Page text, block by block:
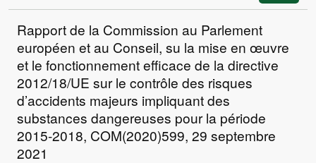
Rapport de la Commission au Parlement
européen et au Conseil, su la mise en œuvre
et le fonctionnement efficace de la directive
2012/18/UE sur le contrôle des risques
d’accidents majeurs impliquant des
substances dangereuses pour la période
2015-2018, COM(2020)599, 29 septembre
2021